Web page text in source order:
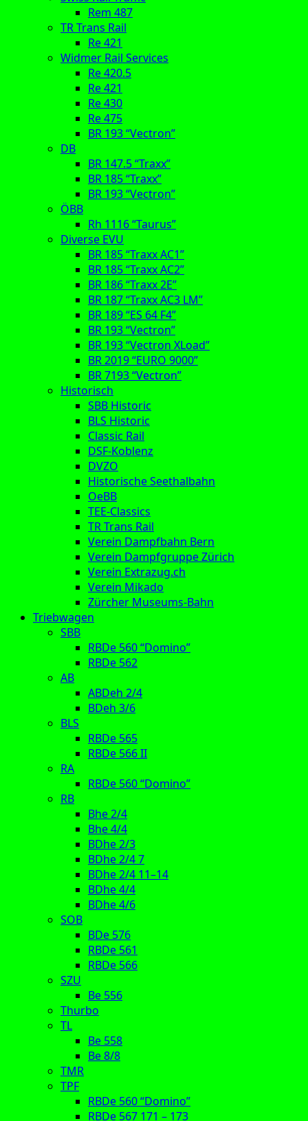
Rem 487
TR Trans Rail
Re 421
Widmer Rail Services
Re 420.5
Re 421
Re 430
Re 475
BR 193 “Vectron”
DB
BR 147.5 “Traxx”
BR 185 “Traxx”
BR 193 “Vectron”
ÖBB
Rh 1116 “Taurus”
Diverse EVU
BR 185 “Traxx AC1”
BR 185 “Traxx AC2”
BR 186 “Traxx 2E”
BR 187 “Traxx AC3 LM”
BR 189 “ES 64 F4”
BR 193 “Vectron”
BR 193 “Vectron XLoad”
BR 2019 “EURO 9000”
BR 7193 “Vectron”
Historisch
SBB Historic
BLS Historic
Classic Rail
DSF-Koblenz
DVZO
Historische Seethalbahn
OeBB
TEE-Classics
TR Trans Rail
Verein Dampfbahn Bern
Verein Dampfgruppe Zürich
Verein Extrazug.ch
Verein Mikado
Zürcher Museums-Bahn
Triebwagen
SBB
RBDe 560 “Domino”
RBDe 562
AB
ABDeh 2/4
BDeh 3/6
BLS
RBDe 565
RBDe 566 II
RA
RBDe 560 “Domino”
RB
Bhe 2/4
Bhe 4/4
BDhe 2/3
BDhe 2/4 7
BDhe 2/4 11–14
BDhe 4/4
BDhe 4/6
SOB
BDe 576
RBDe 561
RBDe 566
SZU
Be 556
Thurbo
TL
Be 558
Be 8/8
TMR
TPF
RBDe 560 “Domino”
RBDe 567 171 – 173